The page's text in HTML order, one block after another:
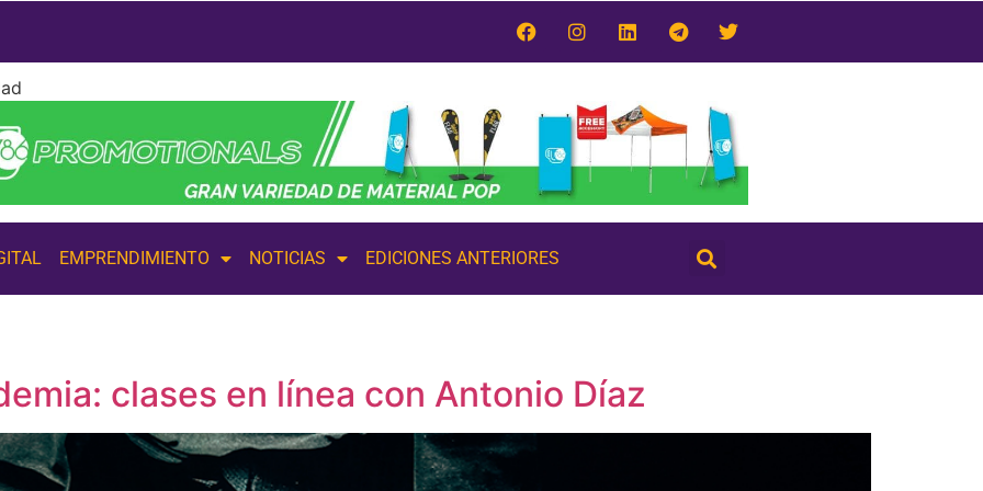
EMPRENDIMIENTO NOTICIAS EDICIONES ANTERIORES
clases en línea con Antonio Díaz